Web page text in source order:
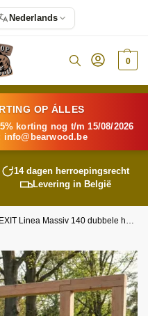
0
OP ÁLLES
korting nog t/m 15/08/2026
info@ bearwood.be
14 dagen herroepingsrecht
Levering in België
EXIT Linea Massiv 140 dubbele houten schommel met duikelrek en glijbaan
Nederlands